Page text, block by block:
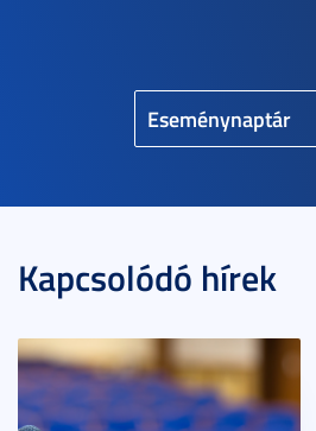
Eseménynaptár
Kapcsolódó hírek